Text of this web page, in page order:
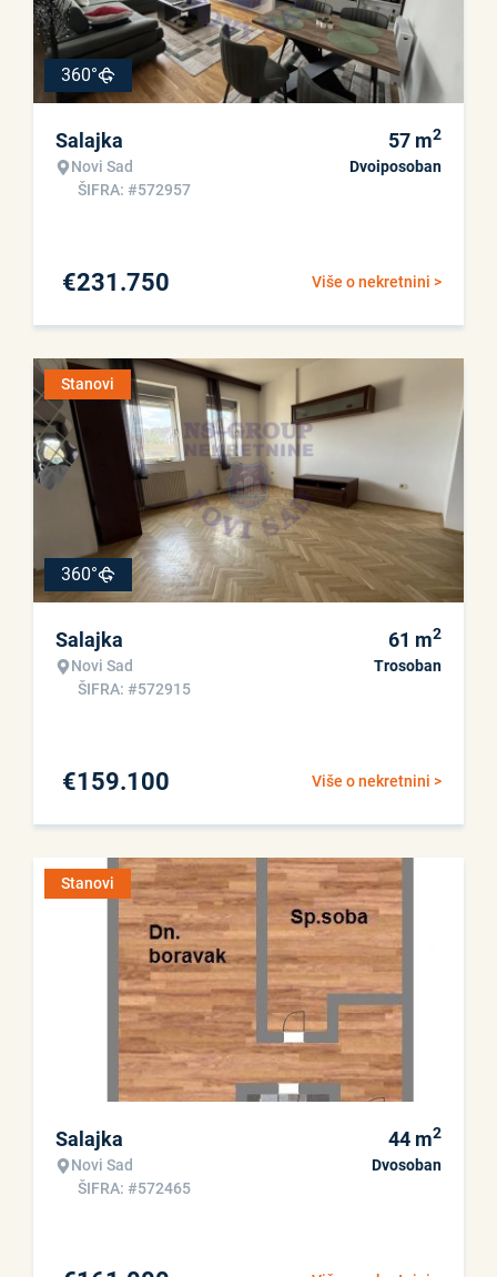
360°
Salajka
Novi Sad
ŠIFRA: #572957
57 m2
Dvoiposoban
Više o nekretnini >
€231.750
Stanovi
360°
Salajka
Novi Sad
ŠIFRA: #572915
61 m2
Trosoban
Više o nekretnini >
€159.100
Stanovi
Salajka
Novi Sad
ŠIFRA: #572465
44 m2
Dvosoban